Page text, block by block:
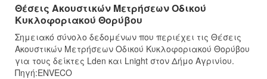
Θέσεις Ακουστικών Μετρήσεων Οδικού
Κυκλοφοριακού Θορύβου
Σημειακό σύνολο δεδομένων που περιέχει τις Θέσεις
Ακουστικών Μετρήσεων Οδικού Κυκλοφοριακού Θορύβου
για τους δείκτες Lden και Lnight στον Δήμο Αγρινίου.
Πηγή:ENVECO